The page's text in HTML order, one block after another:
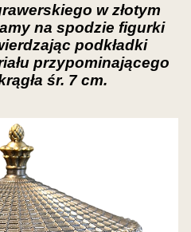
w złotym
na spodzie figurki
podkładki
przypominającego
śr. 7 cm.